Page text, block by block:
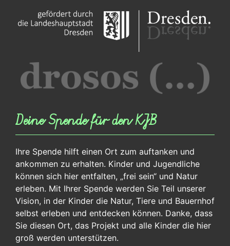
Deine Spende für den KJB
Ihre Spende hilft einen Ort zum auftanken und
ankommen zu erhalten. Kinder und Jugendliche
können sich hier entfalten, „frei sein“ und Natur
erleben. Mit Ihrer Spende werden Sie Teil unserer
Vision, in der Kinder die Natur, Tiere und Bauernhof
selbst erleben und entdecken können. Danke, dass
Sie diesen Ort, das Projekt und alle Kinder die hier
groß werden unterstützen.